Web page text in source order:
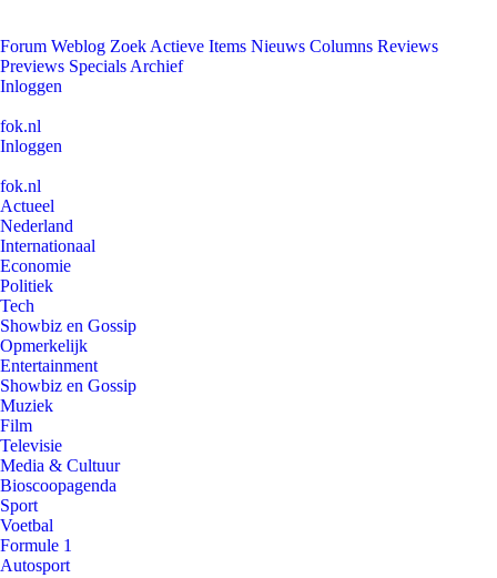
Forum Weblog Zoek Actieve Items Nieuws Columns Reviews
Previews Specials Archief
Inloggen
fok.nl
Inloggen
fok.nl
Actueel
Nederland
Internationaal
Economie
Politiek
Tech
Showbiz en Gossip
Opmerkelijk
Entertainment
Showbiz en Gossip
Muziek
Film
Televisie
Media & Cultuur
Bioscoopagenda
Sport
Voetbal
Formule 1
Autosport